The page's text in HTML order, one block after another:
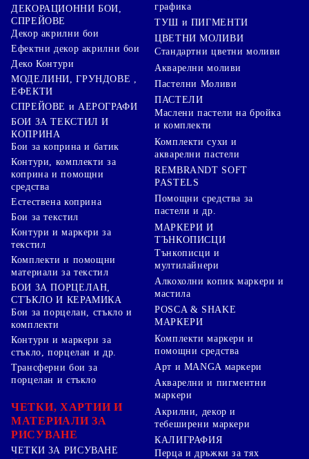
ДЕКОРАЦИОННИ БОИ,
СПРЕЙОВЕ
Декор акрилни бои
Ефектни декор акрилни бои
Деко Контури
МОДЕЛИНИ, ГРУНДОВЕ ,
ЕФЕКТИ
СПРЕЙОВЕ и АЕРОГРАФИ
БОИ ЗА ТЕКСТИЛ И
КОПРИНА
Бои за коприна и батик
Контури, комплекти за
коприна и помощни
средства
Естествена коприна
Бои за текстил
Контури и маркери за
текстил
Комплекти и помощни
материали за текстил
БОИ ЗА ПОРЦЕЛАН,
СТЪКЛО И КЕРАМИКА
Бои за порцелан, стъкло и
комплекти
Контури и маркери за
стъкло, порцелан и др.
Трансферни бои за
порцелан и стъкло
ЧЕТКИ, ХАРТИИ И
МАТЕРИАЛИ ЗА
РИСУВАНЕ
ЧЕТКИ ЗА РИСУВАНЕ
графика
ТУШ и ПИГМЕНТИ
ЦВЕТНИ МОЛИВИ
Стандартни цветни моливи
Акварелни моливи
Пастелни Моливи
ПАСТЕЛИ
Маслени пастели на бройка
и комплекти
Комплекти сухи и
акварелни пастели
REMBRANDT SOFT
PASTELS
Помощни средства за
пастели и др.
МАРКЕРИ И
ТЪНКОПИСЦИ
Тънкописци и
мултилайнери
Алкохолни копик маркери и
мастила
POSCA & SHAKE
МАРКЕРИ
Комплекти маркери и
помощни средства
Арт и MANGA маркери
Акварелни и пигментни
маркери
Акрилни, декор и
тебеширени маркери
КАЛИГРАФИЯ
Перца и дръжки за тях